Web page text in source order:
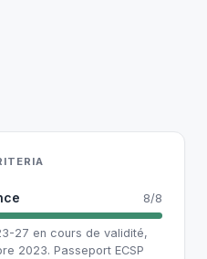
8/8
27 en cours de validité,
2023. Passeport ECSP